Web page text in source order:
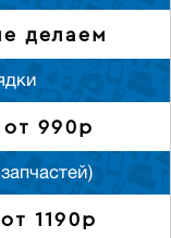
делаем
от 990р
от 1190р